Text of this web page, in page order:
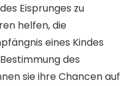
Eisprunges zu
helfen, die
eines Kindes
des
sie ihre Chancen auf